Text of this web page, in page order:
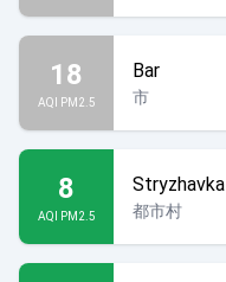
18
AQI PM2.5
Bar
市
8
AQI PM2.5
Stryzhavka
都市村